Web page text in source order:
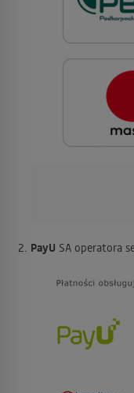
PayU SA operatora